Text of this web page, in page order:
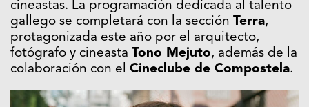
cineastas. La programación dedicada al talento
gallego se completará con la sección Terra,
protagonizada este año por el arquitecto,
fotógrafo y cineasta Tono Mejuto, además de la
colaboración con el Cineclube de Compostela.